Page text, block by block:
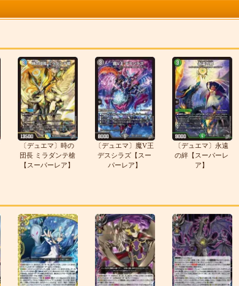
〔デュエマ〕時の
団長 ミラダンテ槍
【スーパーレア】
〔デュエマ〕魔V王
デスシラズ【スー
パーレア】
〔デュエマ〕永遠
の絆【スーパーレ
ア】